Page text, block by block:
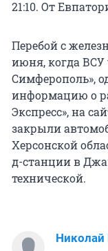
21:10. От
Перебой с
июня, когда ВСУ
Симферополь»,
информацию о
Экспресс», на
закрыли
Херсонской
д-станции в
технической.
Николай